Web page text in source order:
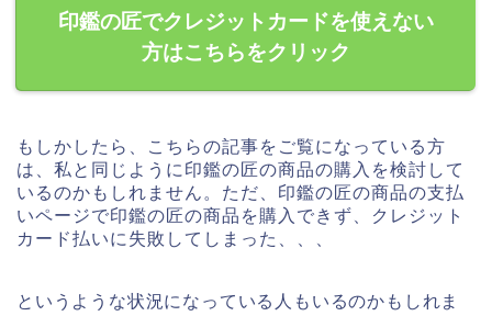
印鑑の匠でクレジットカードを使えない
方はこちらをクリック
もしかしたら、こちらの記事をご覧になっている方
は、私と同じように印鑑の匠の商品の購入を検討して
いるのかもしれません。ただ、印鑑の匠の商品の支払
いページで印鑑の匠の商品を購入できず、クレジット
カード払いに失敗してしまった、、、
というような状況になっている人もいるのかもしれま